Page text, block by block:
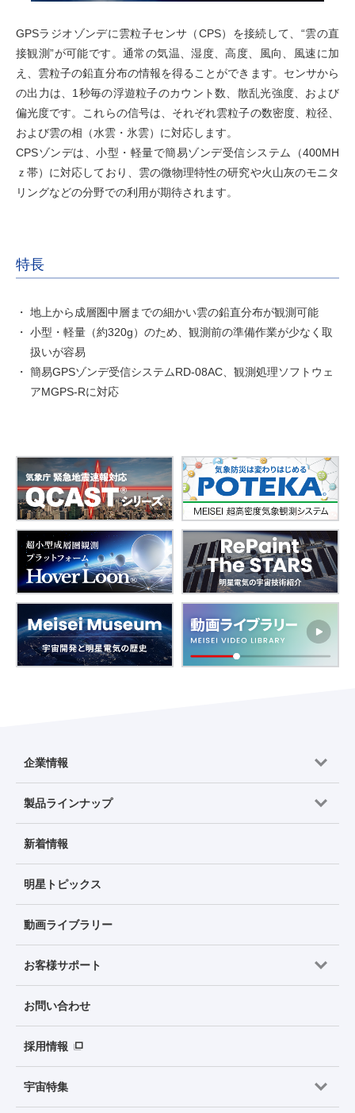
GPSラジオゾンデに雲粒子センサ（CPS）を接続して、“雲の直
接観測”が可能です。通常の気温、湿度、高度、風向、風速に加
え、雲粒子の鉛直分布の情報を得ることができます。センサから
の出力は、1秒毎の浮遊粒子のカウント数、散乱光強度、および
偏光度です。これらの信号は、それぞれ雲粒子の数密度、粒径、
および雲の相（水雲・氷雲）に対応します。
CPSゾンデは、小型・軽量で簡易ゾンデ受信システム（400MH
ｚ帯）に対応しており、雲の微物理特性の研究や火山灰のモニタ
リングなどの分野での利用が期待されます。
特長
地上から成層圏中層までの細かい雲の鉛直分布が観測可能
小型・軽量（約320g）のため、観測前の準備作業が少なく取
扱いが容易
簡易GPSゾンデ受信システムRD-08AC、観測処理ソフトウェ
アMGPS-Rに対応
企業情報
製品ラインナップ
新着情報
明星トピックス
動画ライブラリー
お客様サポート
お問い合わせ
採用情報
宇宙特集